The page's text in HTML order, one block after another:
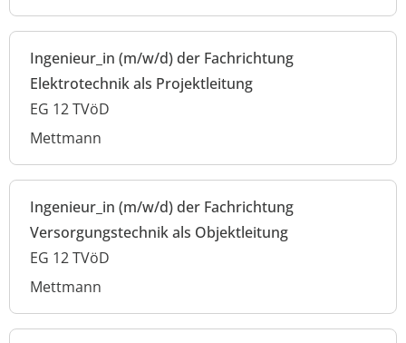
Ingenieur_in (m/w/d) der Fachrichtung
Elektrotechnik als Projektleitung
EG 12 TVöD
Mettmann
Ingenieur_in (m/w/d) der Fachrichtung
Versorgungstechnik als Objektleitung
EG 12 TVöD
Mettmann